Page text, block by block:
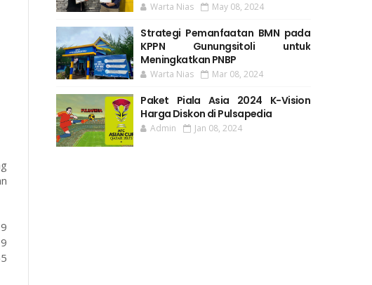
Warta Nias May 08, 2024
Strategi Pemanfaatan BMN pada
KPPN Gunungsitoli untuk
Meningkatkan PNBP
Warta Nias Mar 08, 2024
Paket Piala Asia 2024 K-Vision
Harga Diskon di Pulsapedia
Admin Jan 08, 2024